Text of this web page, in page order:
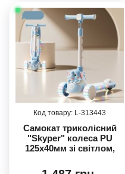
313443
Самокат триколісний
"Skyper" колеса PU
125х40мм зі світлом,
підсвічування